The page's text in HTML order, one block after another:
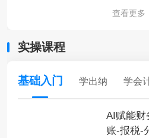
查看更多
实操课程
基础入门 学出纳 学会
AI赋能财
账-报税-